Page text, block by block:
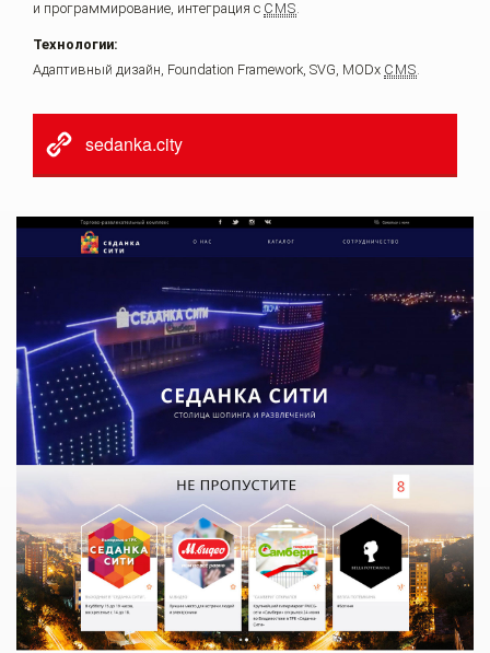
и программирование, интеграция с CMS.
Технологии:
Адаптивный дизайн, Foundation Framework, SVG, MODx CMS.
sedanka.city